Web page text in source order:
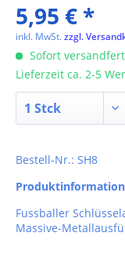
5,95 € *
inkl. MwSt.zzgl.
Sofort
Lieferzeit ca. 2-5
Bestell-Nr.: SH8
Fussballer
Massive-